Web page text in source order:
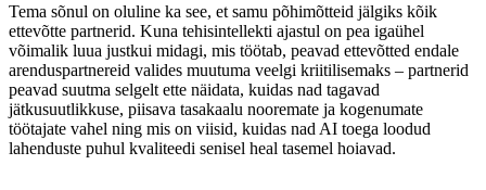
Tema sõnul on oluline ka see, et samu põhimõtteid jälgiks kõik
ettevõtte partnerid. Kuna tehisintellekti ajastul on pea igaühel
võimalik luua justkui midagi, mis töötab, peavad ettevõtted endale
arenduspartnereid valides muutuma veelgi kriitilisemaks – partnerid
peavad suutma selgelt ette näidata, kuidas nad tagavad
jätkusuutlikkuse, piisava tasakaalu nooremate ja kogenumate
töötajate vahel ning mis on viisid, kuidas nad AI toega loodud
lahenduste puhul kvaliteedi senisel heal tasemel hoiavad.